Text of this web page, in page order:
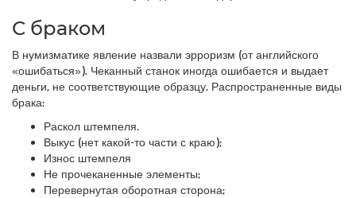
С браком
В нумизматике явление назвали эрроризм (от английского
«ошибаться»). Чеканный станок иногда ошибается и выдает
деньги, не соответствующие образцу. Распространенные виды
брака:
Раскол штемпеля.
Выкус (нет какой-то части с краю);
Износ штемпеля
Не прочеканенные элементы;
Перевернутая оборотная сторона;